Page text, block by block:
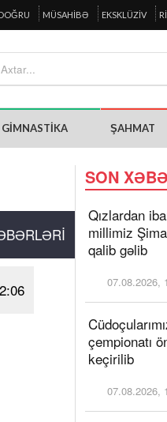
MÜSAHIBƏ EKSKLÜZIV
GIMNASTIKA ŞAHMAT
SON
Qızlardan
millimiz
qalib gəlib
07.08.2026,
çempionatı
keçirilib
07.08.2026,